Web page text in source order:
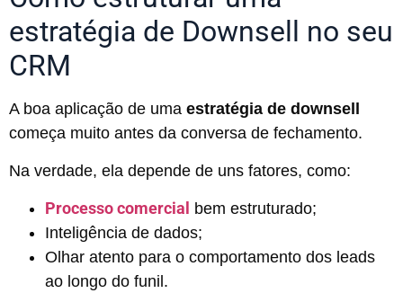
estratégia de Downsell no seu
CRM
A boa aplicação de uma estratégia de downsell
começa muito antes da conversa de fechamento.
Na verdade, ela depende de uns fatores, como:
Processo comercial
bem estruturado;
Inteligência de dados;
Olhar atento para o comportamento dos leads
ao longo do funil.